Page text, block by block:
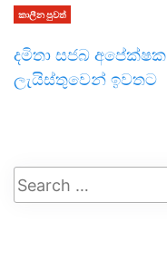
කාලීන පුවත්
දමිතා සජබ අපේක්ෂක
ලැයිස්තුවෙන් ඉවතට